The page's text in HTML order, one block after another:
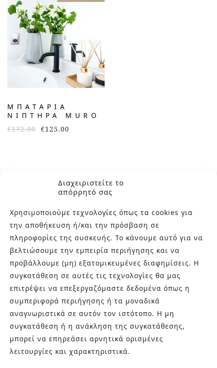
Διαχειριστείτε το
απόρρητό σας
Χρησιμοποιούμε τεχνολογίες όπως τα cookies για
την αποθήκευση ή/και την πρόσβαση σε
πληροφορίες της συσκευής. Το κάνουμε αυτό για να
βελτιώσουμε την εμπειρία περιήγησης και να
προβάλλουμε (μη) εξατομικευμένες διαφημίσεις. Η
συγκατάθεση σε αυτές τις τεχνολογίες θα μας
επιτρέψει να επεξεργαζόμαστε δεδομένα όπως η
συμπεριφορά περιήγησης ή τα μοναδικά
αναγνωριστικά σε αυτόν τον ιστότοπο. Η μη
συγκατάθεση ή η ανάκληση της συγκατάθεσης,
μπορεί να επηρεάσει αρνητικά ορισμένες
λειτουργίες και χαρακτηριστικά.
ΜΠΑΤΑΡΊΑ
ΝΙΠΤΉΡΑ MURO
€172.00 €125.00
ΣΧΕΤΙΚΑ ΜΕ ΕΜΑΣ
Στην εταιρεία Paraskevopoulos μετουσιώνονται 40 χρόνια
εμπειρίας στο χώρο του πλακιδίου και των ειδών υγιεινής,
καθώς και φρέσκες ιδέες με τον ενθουσιασμό της νέας
γενιάς! Επισκεφτείτε μας για ιδέες και προτάσεις στον
Άγιο Δημήτριο (Λιδωρικίου 11) ή καλέστε μας στο 210-
9934544.